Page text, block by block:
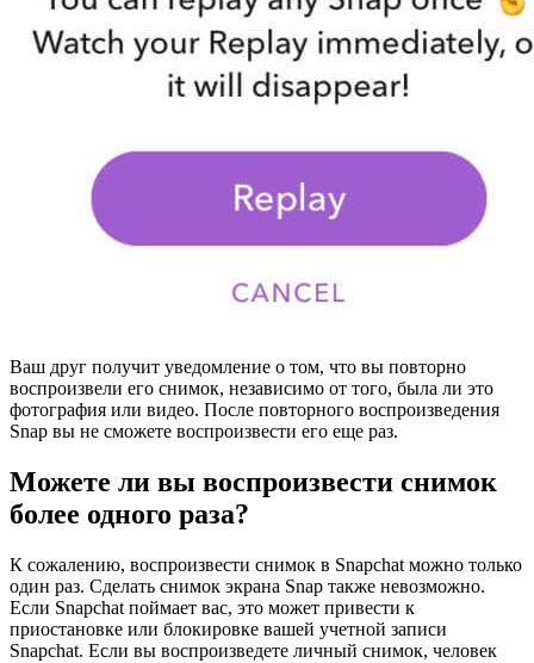
Ваш друг получит уведомление о том, что вы повторно
воспроизвели его снимок, независимо от того, была ли это
фотография или видео. После повторного воспроизведения
Snap вы не сможете воспроизвести его еще раз.
Можете ли вы воспроизвести снимок
более одного раза?
К сожалению, воспроизвести снимок в Snapchat можно только
один раз. Сделать снимок экрана Snap также невозможно.
Если Snapchat поймает вас, это может привести к
приостановке или блокировке вашей учетной записи
Snapchat. Если вы воспроизведете личный снимок, человек